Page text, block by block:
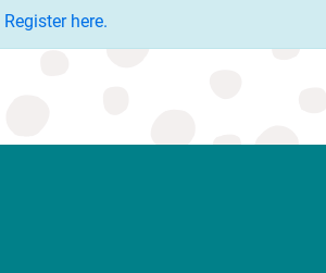
Register here.